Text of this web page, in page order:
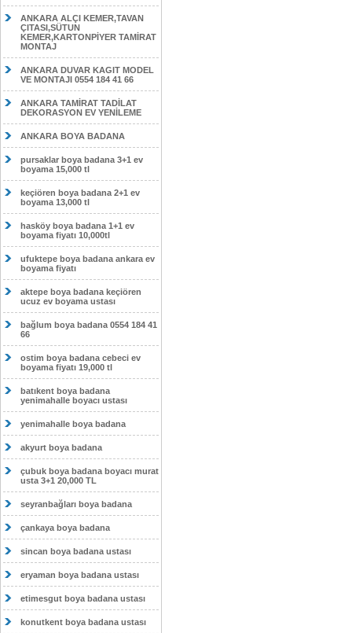
ANKARA ALÇI KEMER,TAVAN
ÇITASI,SÜTUN
KEMER,KARTONPİYER TAMİRAT
MONTAJ
ANKARA DUVAR KAGIT MODEL
VE MONTAJI 0554 184 41 66
ANKARA TAMİRAT TADİLAT
DEKORASYON EV YENİLEME
ANKARA BOYA BADANA
pursaklar boya badana 3+1 ev
boyama 15,000 tl
keçiören boya badana 2+1 ev
boyama 13,000 tl
hasköy boya badana 1+1 ev
boyama fiyatı 10,000tl
ufuktepe boya badana ankara ev
boyama fiyatı
aktepe boya badana keçiören
ucuz ev boyama ustası
bağlum boya badana 0554 184 41
66
ostim boya badana cebeci ev
boyama fiyatı 19,000 tl
batıkent boya badana
yenimahalle boyacı ustası
yenimahalle boya badana
akyurt boya badana
çubuk boya badana boyacı murat
usta 3+1 20,000 TL
seyranbağları boya badana
çankaya boya badana
sincan boya badana ustası
eryaman boya badana ustası
etimesgut boya badana ustası
konutkent boya badana ustası